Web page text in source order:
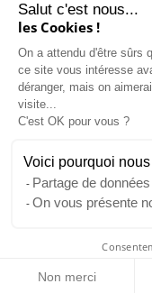
Salut c'est nous...
les Cookies !
On a attendu d'être sûrs
ce site vous intéresse
déranger, mais on
visite...
C'est OK pour vous ?
Voici pourquoi
Partage de
On vous présente
Non merci